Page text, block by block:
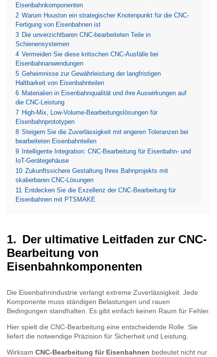
Eisenbahnkomponenten
2 Warum Houston ein strategischer Knotenpunkt für die CNC-
Fertigung von Eisenbahnen ist
3 Die unverzichtbaren CNC-bearbeiteten Teile in
Schienensystemen
4 Vermeiden Sie diese kritischen CNC-Ausfälle bei
Eisenbahnanwendungen
5 Geheimnisse zur Gewährleistung der langfristigen
Haltbarkeit von Eisenbahnteilen
6 Materialien in Eisenbahnqualität und ihre Auswirkungen auf
die CNC-Leistung
7 High-Mix, Low-Volume-Bearbeitungslösungen für
Eisenbahnprototypen
8 Steigern Sie die Zuverlässigkeit mit engeren Toleranzen bei
bearbeiteten Eisenbahnteilen
9
Intelligente Integration: CNC-Bearbeitung für Eisenbahn- und
IoT-Gerätegehäuse
10 Zukunftssichere Gestaltung Ihres Bahnprojekts mit
skalierbaren CNC-Lösungen
11
Entdecken Sie die Exzellenz der CNC-Bearbeitung für
Eisenbahnen mit PTSMAKE
Der ultimative Leitfaden zur CNC-
Bearbeitung von
Eisenbahnkomponenten
Die Eisenbahnindustrie verlangt extreme Zuverlässigkeit. Jede
Komponente muss ständigen Belastungen und rauen
Bedingungen standhalten. Es gibt einfach keinen Raum für Fehler.
Hier spielt die CNC-Bearbeitung eine entscheidende Rolle. Sie
liefert die notwendige Präzision für Sicherheit und Leistung.
Wirksam CNC-Bearbeitung für Eisenbahnen bedeutet nicht nur